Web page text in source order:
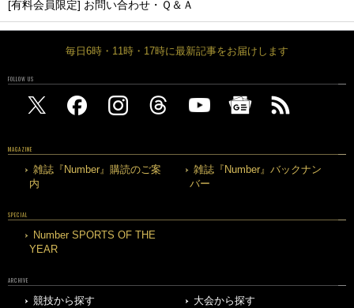
[有料会員限定] お問い合わせ・Ｑ＆Ａ
毎日6時・11時・17時に最新記事をお届けします
FOLLOW US
MAGAZINE
雑誌『Number』購読のご案
内
雑誌『Number』バックナン
バー
SPECIAL
Number SPORTS OF THE
YEAR
ARCHIVE
競技から探す
大会から探す